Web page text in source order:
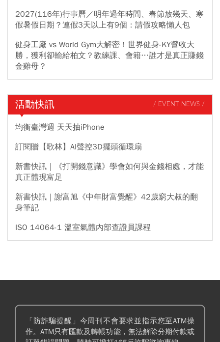
2027(116年)行事曆／明年過年時間、春節放幾天、寒
假暑假日期？連假3天以上有9個：請假攻略懶人包
健身工廠 vs World Gym大解密！世界健身-KY營收大
勝，獲利卻輸給柏文？教練課、會籍…誰才是真正賺錢
金雞母？
活動快訊 / EVENT NEWS /
均衡臺灣週 天天抽iPhone
訂閱贈【歌林】AI聲控3D擺頭循環扇
新書快訊｜《打開錢意識》學會如何與金錢相處，才能
真正體現富足
新書快訊｜謝富旭《中年財富覺醒》42歲窮大叔的翻
身筆記
ISO 14064-1 溫室氣體內部查證員課程
「防詐騙提醒」今周刊不會要求並指示您至ATM操
作。ATM只有匯款及轉帳功能，無法解除分期付款或